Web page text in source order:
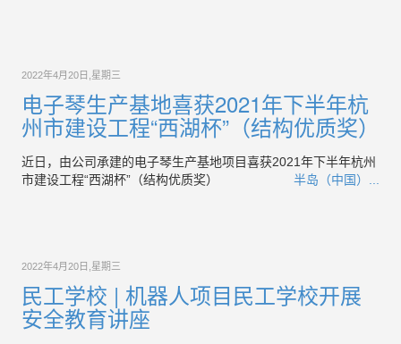
2022年4月20日,星期三
电子琴生产基地喜获2021年下半年杭
州市建设工程“西湖杯”（结构优质奖）
近日，由公司承建的电子琴生产基地项目喜获2021年下半年杭州
市建设工程“西湖杯”（结构优质奖）
半岛（中国）...
2022年4月20日,星期三
民工学校 | 机器人项目民工学校开展
安全教育讲座